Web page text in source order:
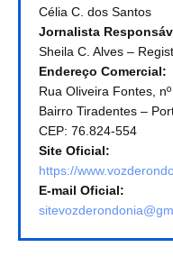
Célia C. dos Santos
Jornalista
Sheila C. Alves –
Endereço Comercial:
Rua Oliveira Fontes,
Bairro Tiradentes –
CEP: 76.824-554
Site Oficial:
https://
E-mail Oficial: